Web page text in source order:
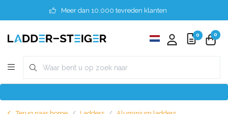
Meer dan 10.000 tevreden klanten
0 0